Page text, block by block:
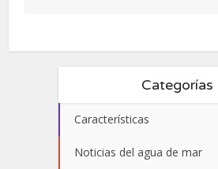
Categorías
Características
Noticias del agua de mar